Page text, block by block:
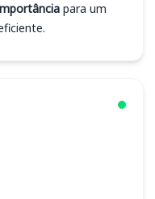
para um